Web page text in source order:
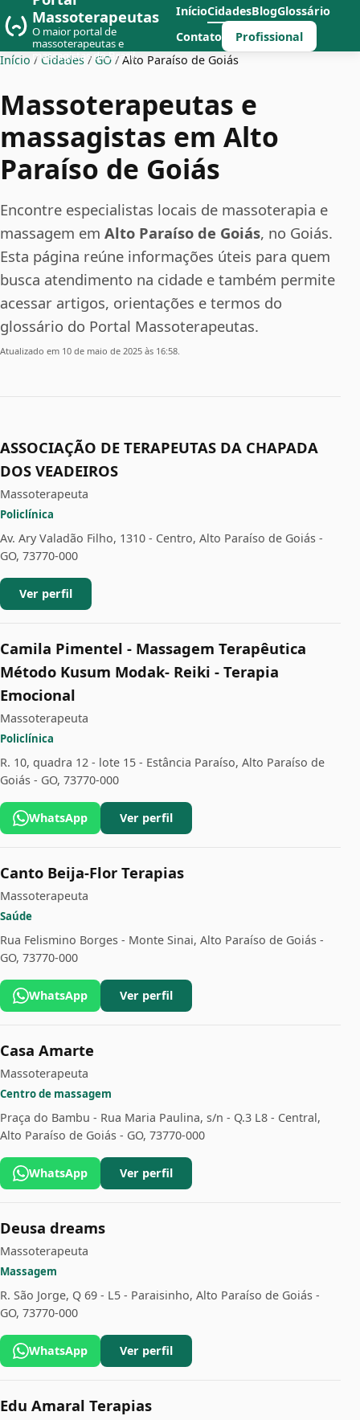
Massoterapeutas
O maior portal de
massoterapeutas e
massagistas do Brasil
InícioCidadesBlogGlossário
Contato
Profissional
Início / Cidades / GO / Alto Paraíso de Goiás
Massoterapeutas e
massagistas em Alto
Paraíso de Goiás
Encontre especialistas locais de massoterapia e
massagem em Alto Paraíso de Goiás, no Goiás.
Esta página reúne informações úteis para quem
busca atendimento na cidade e também permite
acessar artigos, orientações e termos do
glossário do Portal Massoterapeutas.
Atualizado em 10 de maio de 2025 às 16:58.
ASSOCIAÇÃO DE TERAPEUTAS DA CHAPADA
DOS VEADEIROS
Massoterapeuta
Policlínica
Av. Ary Valadão Filho, 1310 - Centro, Alto Paraíso de Goiás -
GO, 73770-000
Ver perfil
Camila Pimentel - Massagem Terapêutica
Método Kusum Modak- Reiki - Terapia
Emocional
Massoterapeuta
Policlínica
R. 10, quadra 12 - lote 15 - Estância Paraíso, Alto Paraíso de
Goiás - GO, 73770-000
WhatsApp Ver perfil
Canto Beija-Flor Terapias
Massoterapeuta
Saúde
Rua Felismino Borges - Monte Sinai, Alto Paraíso de Goiás -
GO, 73770-000
WhatsApp Ver perfil
Casa Amarte
Massoterapeuta
Centro de massagem
Praça do Bambu - Rua Maria Paulina, s/n - Q.3 L8 - Central,
Alto Paraíso de Goiás - GO, 73770-000
WhatsApp Ver perfil
Deusa dreams
Massoterapeuta
Massagem
R. São Jorge, Q 69 - L5 - Paraisinho, Alto Paraíso de Goiás -
GO, 73770-000
WhatsApp Ver perfil
Edu Amaral Terapias